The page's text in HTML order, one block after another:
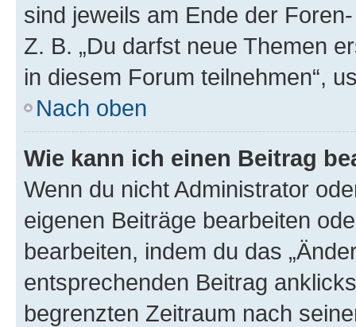
sind jeweils am Ende der
Z. B. „Du darfst neue Themen
in diesem Forum teilnehmen“,
Nach oben
Wie kann ich einen Beitrag
Wenn du nicht Administrator
eigenen Beiträge bearbeiten
bearbeiten, indem du das
entsprechenden Beitrag
begrenzten Zeitraum nach